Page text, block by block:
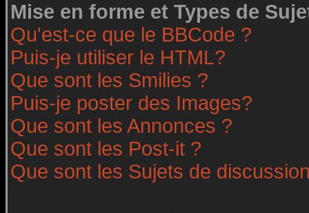
Mise en forme et Types de
Qu'est-ce que le BBCode ?
Puis-je utiliser le HTML?
Que sont les Smilies ?
Puis-je poster des Images?
Que sont les Annonces ?
Que sont les Post-it ?
Que sont les Sujets de